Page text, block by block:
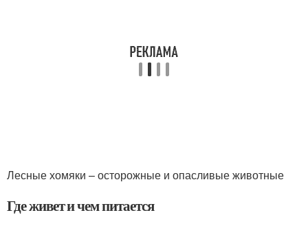
Лесные хомяки – осторожные и опасливые животные
Где живет и чем питается